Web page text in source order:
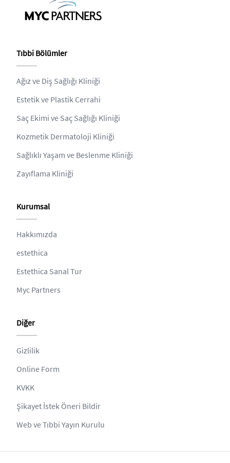
Tıbbi Bölümler
Ağız ve Diş Sağlığı Kliniği
Estetik ve Plastik Cerrahi
Saç Ekimi ve Saç Sağlığı Kliniği
Kozmetik Dermatoloji Kliniği
Sağlıklı Yaşam ve Beslenme Kliniği
Zayıflama Kliniği
Kurumsal
Hakkımızda
estethica
Estethica Sanal Tur
Myc Partners
Diğer
Gizlilik
Online Form
KVKK
Şikayet İstek Öneri Bildir
Web ve Tıbbi Yayın Kurulu